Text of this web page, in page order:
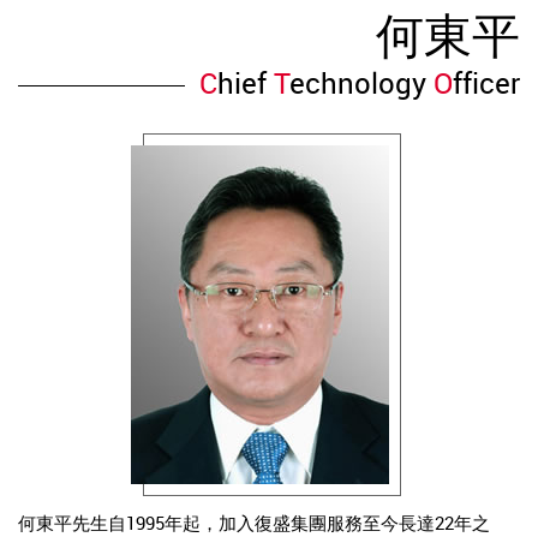
何東平
ChiefTechnology Officer
何東平先生自1995年起，加入復盛集團服務至今長達22年之